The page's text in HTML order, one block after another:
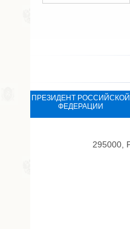
ПРЕЗИДЕНТ РОССИЙСКОЙ
ФЕДЕРАЦИИ
295000,